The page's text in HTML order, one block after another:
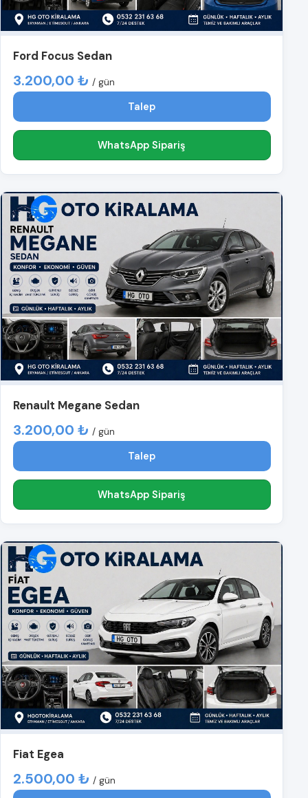
Ford Focus Sedan
3.200,00 ₺ / gün
Talep
WhatsApp Sipariş
Renault Megane Sedan
3.200,00 ₺ / gün
Talep
WhatsApp Sipariş
Fiat Egea
2.500,00 ₺ / gün